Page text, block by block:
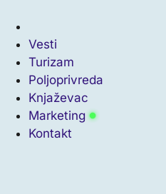
Vesti
Turizam
Poljoprivreda
Knjaževac
Marketing
Kontakt